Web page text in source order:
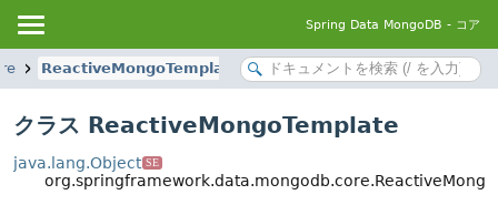
Spring Data MongoDB - コア
ReactiveMongoTemplate
クラス ReactiveMongoTemplate
java.lang.Object SE